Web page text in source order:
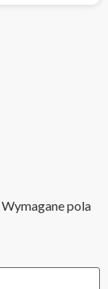
Wymagane pola